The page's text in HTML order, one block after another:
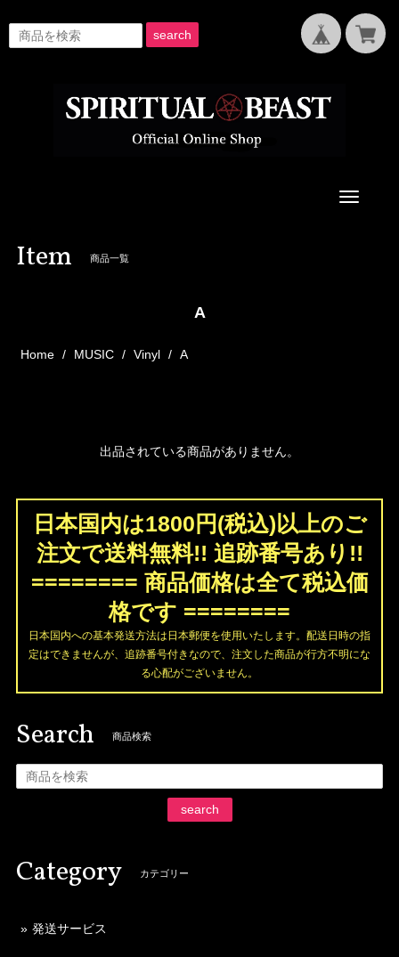
search
Toggle
Item 商品一覧
A
Home MUSIC Vinyl A
出品されている商品がありません。
日本国内は1800円(税込)以上のご
注文で送料無料!! 追跡番号あり!!
======== 商品価格は全て税込価
格です ========
日本国内への基本発送方法は日本郵便を使用いたします。配送日時の指
定はできませんが、追跡番号付きなので、注文した商品が行方不明にな
る心配がございません。
Search 商品検索
search
Category カテゴリー
発送サービス